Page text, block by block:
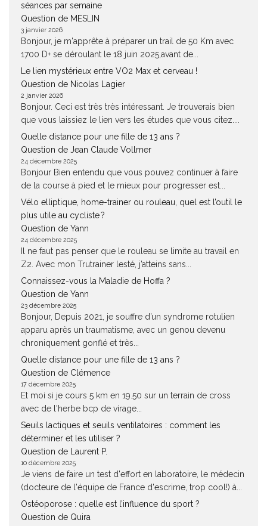
séances par semaine
Question de MESLIN
3 janvier 2026
Bonjour, je m'apprête à préparer un trail de 50 Km avec
1700 D+ se déroulant le 18 juin 2025,avant de...
Le lien mystérieux entre VO2 Max et cerveau !
Question de Nicolas Lagier
2 janvier 2026
Bonjour. Ceci est très très intéressant. Je trouverais bien
que vous laissiez le lien vers les études que vous citez....
Quelle distance pour une fille de 13 ans ?
Question de Jean Claude Vollmer
24 décembre 2025
Bonjour Bien entendu que vous pouvez continuer à faire
de la course à pied et le mieux pour progresser est...
Vélo elliptique, home-trainer ou rouleau, quel est l’outil le
plus utile au cycliste ?
Question de Yann
24 décembre 2025
Il ne faut pas penser que le rouleau se limite au travail en
Z2. Avec mon Trutrainer lesté, j’atteins sans...
Connaissez-vous la Maladie de Hoffa ?
Question de Yann
23 décembre 2025
Bonjour, Depuis 2021, je souffre d’un syndrome rotulien
apparu après un traumatisme, avec un genou devenu
chroniquement gonflé et très...
Quelle distance pour une fille de 13 ans ?
Question de Clémence
17 décembre 2025
Et moi si je cours 5 km en 19.50 sur un terrain de cross
avec de l'herbe bcp de virage...
Seuils lactiques et seuils ventilatoires : comment les
déterminer et les utiliser ?
Question de Laurent P.
10 décembre 2025
Je viens de faire un test d'effort en laboratoire, le médecin
(docteure de l'équipe de France d'escrime, trop cool!) à...
Ostéoporose : quelle est l’influence du sport ?
Question de Quira